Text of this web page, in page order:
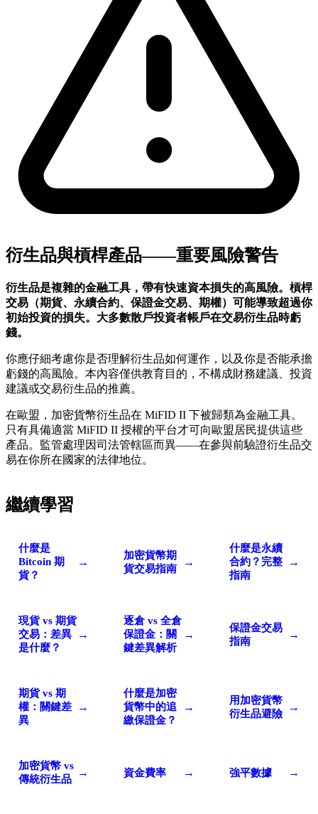
衍生品與槓桿產品——重要風險警告
衍生品是複雜的金融工具，帶有快速資本損失的高風險。槓桿
交易（期貨、永續合約、保證金交易、期權）可能導致超過你
初始投資的損失。大多數散戶投資者帳戶在交易衍生品時虧
錢。
你應仔細考慮你是否理解衍生品如何運作，以及你是否能承擔
虧錢的高風險。本內容僅供教育目的，不構成財務建議、投資
建議或交易衍生品的推薦。
在歐盟，加密貨幣衍生品在 MiFID II 下被歸類為金融工具。
只有具備適當 MiFID II 授權的平台才可向歐盟居民提供這些
產品。監管處理因司法管轄區而異——在參與前驗證衍生品交
易在你所在國家的法律地位。
繼續學習
什麼是
Bitcoin 期
貨？
→
加密貨幣期
貨交易指南
→
什麼是永續
合約？完整
指南
→
現貨 vs 期貨
交易：差異
是什麼？
→
逐倉 vs 全倉
保證金：關
鍵差異解析
→
保證金交易
指南
→
期貨 vs 期
權：關鍵差
異
→
什麼是加密
貨幣中的追
繳保證金？
→
用加密貨幣
衍生品避險
→
加密貨幣 vs
傳統衍生品
→ 資金費率 → 強平數據 →